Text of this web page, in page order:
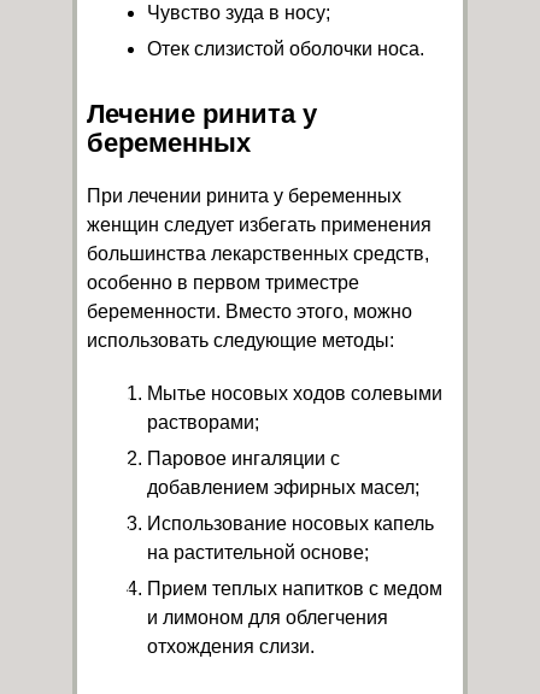
Чувство зуда в носу;
Отек слизистой оболочки носа.
Лечение ринита у
беременных
При лечении ринита у беременных
женщин следует избегать применения
большинства лекарственных средств,
особенно в первом триместре
беременности. Вместо этого, можно
использовать следующие методы:
Мытье носовых ходов солевыми
растворами;
Паровое ингаляции с
добавлением эфирных масел;
Использование носовых капель
на растительной основе;
Прием теплых напитков с медом
и лимоном для облегчения
отхождения слизи.